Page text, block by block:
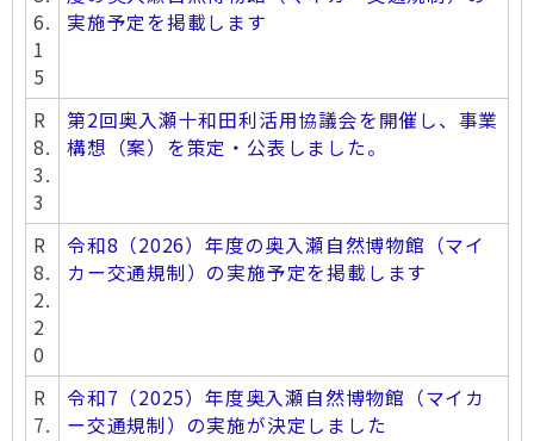
6.
1
5
実施予定を掲載します
R
8.
3.
3
第2回奥入瀬十和田利活用協議会を開催し、事業
構想（案）を策定・公表しました。
R
8.
2.
2
0
令和8（2026）年度の奥入瀬自然博物館（マイ
カー交通規制）の実施予定を掲載します
R
7.
令和7（2025）年度奥入瀬自然博物館（マイカ
ー交通規制）の実施が決定しました